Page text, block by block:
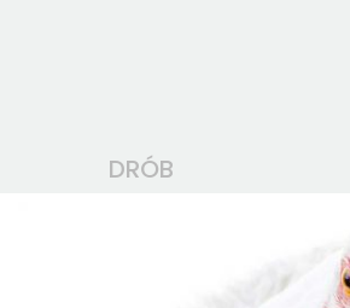
DRÓB